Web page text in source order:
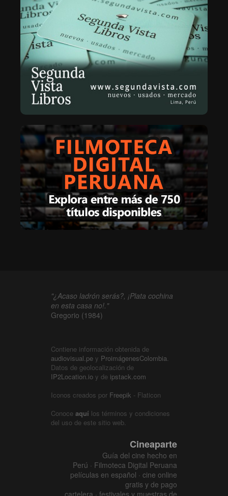
"¿Acaso ladrón serás?, ¡Plata cochina
en esta casa no!."
Gregorio (1984)
Contiene información obtenida de
audiovisual.pe y ProimágenesColombia.
Datos de geolocalización de
IP2Location.io y de ipstack.com
Iconos creados por Freepik - Flaticon
Conoce aquí los términos y condiciones
del uso de este sitio web.
Cineaparte
Guía del cine hecho en
Perú · Filmoteca Digital Peruana
películas en español · cine online
gratis y de pago